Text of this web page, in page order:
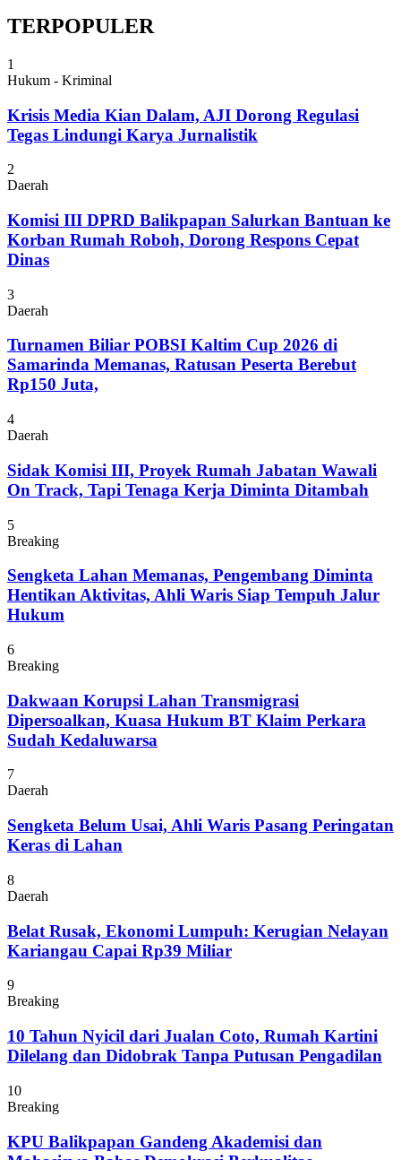
TERPOPULER
1
Hukum - Kriminal
Krisis Media Kian Dalam, AJI Dorong Regulasi
Tegas Lindungi Karya Jurnalistik
2
Daerah
Komisi III DPRD Balikpapan Salurkan Bantuan ke
Korban Rumah Roboh, Dorong Respons Cepat
Dinas
3
Daerah
Turnamen Biliar POBSI Kaltim Cup 2026 di
Samarinda Memanas, Ratusan Peserta Berebut
Rp150 Juta,
4
Daerah
Sidak Komisi III, Proyek Rumah Jabatan Wawali
On Track, Tapi Tenaga Kerja Diminta Ditambah
5
Breaking
Sengketa Lahan Memanas, Pengembang Diminta
Hentikan Aktivitas, Ahli Waris Siap Tempuh Jalur
Hukum
6
Breaking
Dakwaan Korupsi Lahan Transmigrasi
Dipersoalkan, Kuasa Hukum BT Klaim Perkara
Sudah Kedaluwarsa
7
Daerah
Sengketa Belum Usai, Ahli Waris Pasang Peringatan
Keras di Lahan
8
Daerah
Belat Rusak, Ekonomi Lumpuh: Kerugian Nelayan
Kariangau Capai Rp39 Miliar
9
Breaking
10 Tahun Nyicil dari Jualan Coto, Rumah Kartini
Dilelang dan Didobrak Tanpa Putusan Pengadilan
10
Breaking
KPU Balikpapan Gandeng Akademisi dan